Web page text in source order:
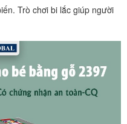
Trò chơi bi lắc giúp người